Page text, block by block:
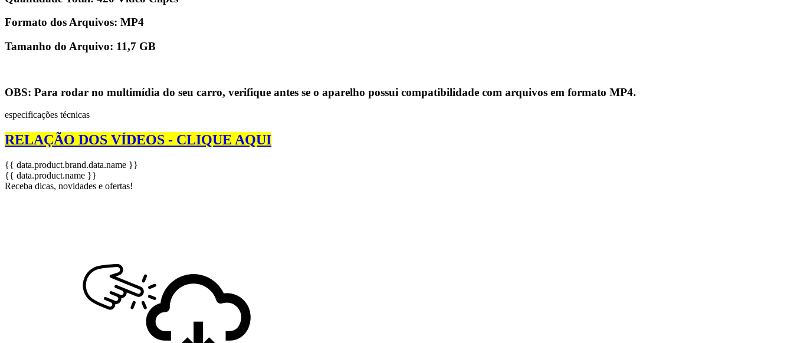
Formato dos Arquivos: MP4
Tamanho do Arquivo: 11,7 GB
OBS: Para rodar no multimídia do seu carro, verifique antes se o aparelho possui compatibilidade com arquivos em formato MP4.
especificações técnicas
RELAÇÃO DOS VÍDEOS - CLIQUE AQUI
{{ data.product.brand.data.name }}
{{ data.product.name }}
Receba dicas, novidades e ofertas!